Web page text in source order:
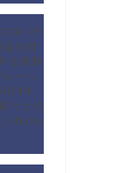
ロパテ
を積
金保険
レーシ
年
うため
Shoply